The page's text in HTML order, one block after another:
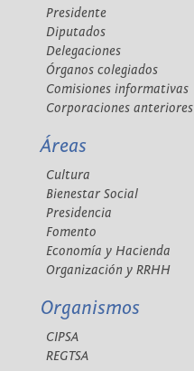
Presidente
Diputados
Delegaciones
Órganos colegiados
Comisiones informativas
Corporaciones anteriores
Áreas
Cultura
Bienestar Social
Presidencia
Fomento
Economía y Hacienda
Organización y RRHH
Organismos
CIPSA
REGTSA